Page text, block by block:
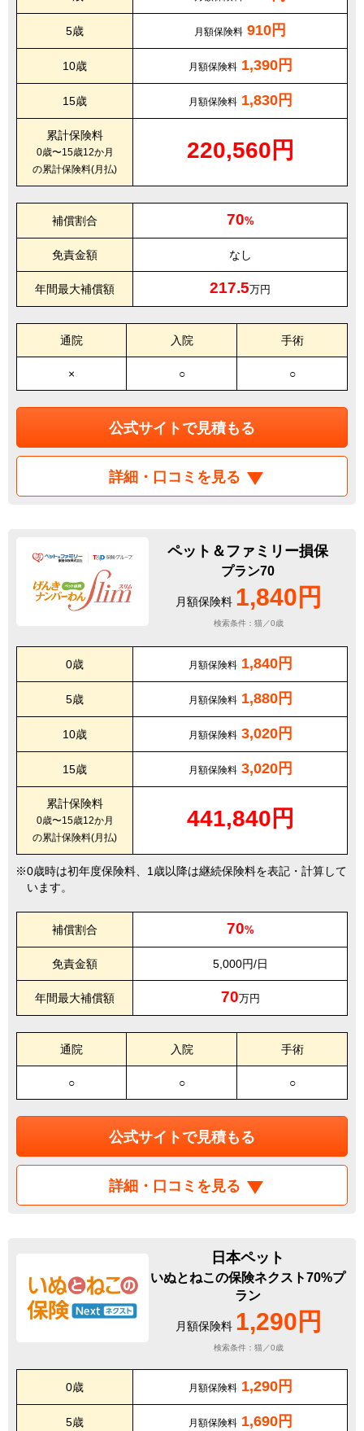
5歳 月額保険料 910円
10歳 月額保険料 1,390円
15歳 月額保険料 1,830円
累計保険料
0歳〜15歳12か月
の累計保険料(月払)
220,560円
補償割合 70%
免責金額 なし
年間最大補償額 217.5万円
通院 入院 手術
× ○ ○
公式サイトで見積もる
詳細・口コミを見る
ペット＆ファミリー損保
プラン70
月額保険料 1,840円
検索条件：猫／0歳
0歳 月額保険料 1,840円
5歳 月額保険料 1,880円
10歳 月額保険料 3,020円
15歳 月額保険料 3,020円
累計保険料
0歳〜15歳12か月
の累計保険料(月払)
441,840円
0歳時は初年度保険料、1歳以降は継続保険料を表記・計算して
います。
補償割合 70%
免責金額 5,000円/日
年間最大補償額 70万円
通院 入院 手術
○ ○ ○
公式サイトで見積もる
詳細・口コミを見る
日本ペット
いぬとねこの保険ネクスト70%プ
ラン
月額保険料 1,290円
検索条件：猫／0歳
0歳 月額保険料 1,290円
5歳 月額保険料 1,690円